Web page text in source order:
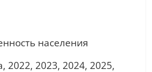
населения
2022, 2023, 2024, 2025,